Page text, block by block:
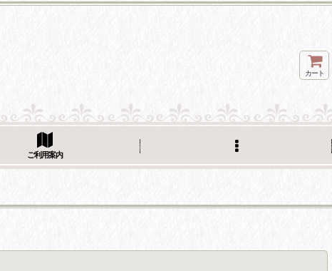
カート
ご利用案内